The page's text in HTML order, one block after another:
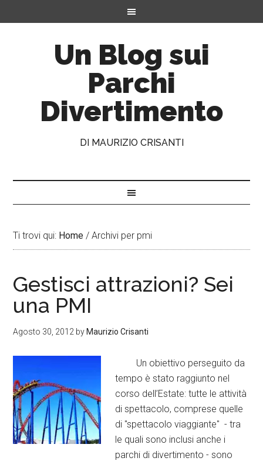
Un Blog sui
Parchi
Divertimento
DI MAURIZIO CRISANTI
Ti trovi qui: Home / Archivi per pmi
Gestisci attrazioni? Sei
una PMI
Agosto 30, 2012 by Maurizio Crisanti
Un obiettivo perseguito da
tempo è stato raggiunto nel
corso dell’Estate: tutte le attività
di spettacolo, comprese quelle
di "spettacolo viaggiante" - tra
le quali sono inclusi anche i
parchi di divertimento - sono